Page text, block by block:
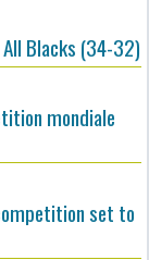
Blacks (34-32)
mondiale
set to